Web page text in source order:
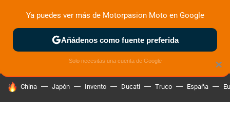
ZONA DE PRUEBAS DEPORTIVAS MOTOS ELÉCTRICAS
HOY SE HABLA DE
China Japón Invento Ducati Truco España
×
Ya puedes ver más de Motorpasion Moto en Google
Añádenos como fuente preferida
Solo necesitas una cuenta de Google